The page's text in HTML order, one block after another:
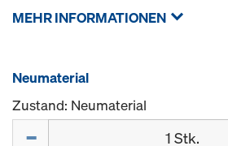
MEHR INFORMATIONEN
Neumaterial
Zustand: Neumaterial